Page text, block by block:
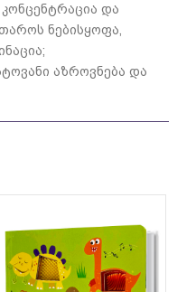
და
ნებისყოფა,
აზროვნება და